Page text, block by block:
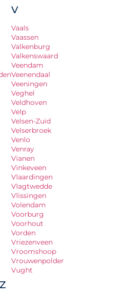
V
Vaals
Vaassen
Valkenburg
Valkenswaard
Veendam
Veenendaal
Veeningen
Veghel
Veldhoven
Velp
Velsen-Zuid
Velserbroek
Venlo
Venray
Vianen
Vinkeveen
Vlaardingen
Vlagtwedde
Vlissingen
Volendam
Voorburg
Voorhout
Vorden
Vriezenveen
Vroomshoop
Vrouwenpolder
Vught
Z